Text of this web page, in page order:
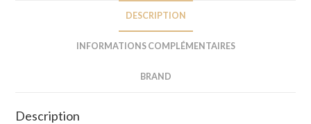
DESCRIPTION
INFORMATIONS COMPLÉMENTAIRES
BRAND
Description